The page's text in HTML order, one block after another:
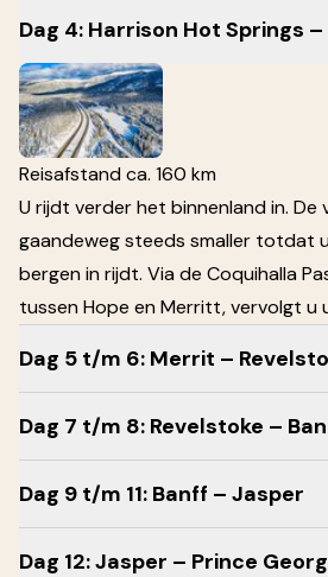
Dag 4: Harrison Hot Springs
Reisafstand ca. 160 km
U rijdt verder het binnenland in. De
gaandeweg steeds smaller totdat
bergen in rijdt. Via de Coquihalla
tussen Hope en Merritt, vervolgt u
Dag 5 t/m 6: Merrit –
Dag 7 t/m 8: Revelstoke –
Dag 9 t/m 11: Banff – Jasper
Dag 12: Jasper – Prince